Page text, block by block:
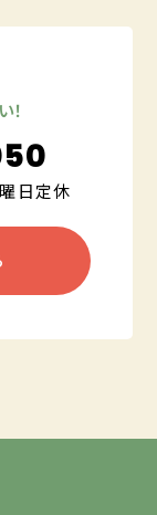
日定休